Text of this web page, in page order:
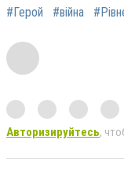
#Герой #війна
Авторизируйтесь,